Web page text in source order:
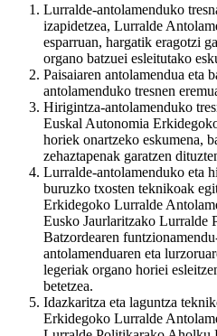
Lurralde-antolamenduko
izapidetzea, Lurralde
esparruan, hargatik eragotzi
organo batzuei esleitutako
Paisaiaren antolamendua eta
antolamenduko tresnen
Hirigintza-antolamenduko
Euskal Autonomia
horiek onartzeko eskumena,
zehaztapenak garatzen
Lurralde-antolamenduko eta
buruzko txosten teknikoak
Erkidegoko Lurralde
Eusko Jaurlaritzako Lurralde
Batzordearen
antolamenduaren eta
legeriak organo horiei
betetzea.
Idazkaritza eta laguntza
Erkidegoko Lurralde